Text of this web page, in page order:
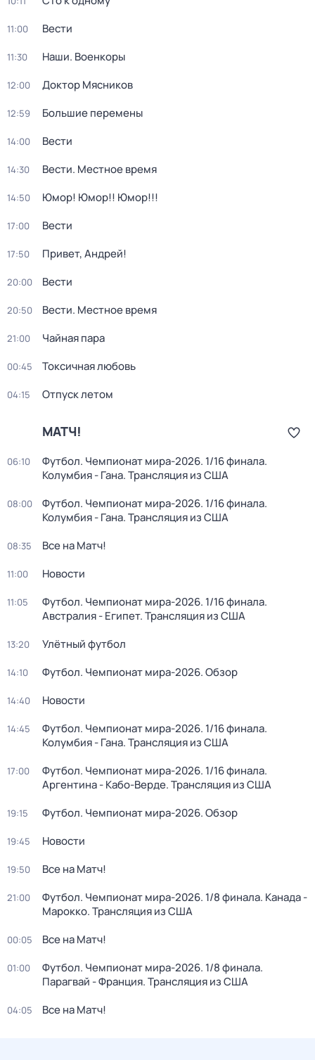
11:00 Вести
11:30 Наши. Военкоры
12:00 Доктор Мясников
12:59 Большие перемены
14:00 Вести
14:30 Вести. Местное время
14:50 Юмор! Юмор!! Юмор!!!
17:00 Вести
17:50 Привет, Андрей!
20:00 Вести
20:50 Вести. Местное время
21:00 Чайная пара
00:45 Токсичная любовь
04:15 Отпуск летом
МАТЧ!
06:10
Футбол. Чемпионат мира-2026. 1/16 финала.
Колумбия - Гана. Трансляция из США
08:00
Футбол. Чемпионат мира-2026. 1/16 финала.
Колумбия - Гана. Трансляция из США
08:35 Все на Матч!
11:00 Новости
11:05
Футбол. Чемпионат мира-2026. 1/16 финала.
Австралия - Египет. Трансляция из США
13:20 Улётный футбол
14:10 Футбол. Чемпионат мира-2026. Обзор
14:40 Новости
14:45
Футбол. Чемпионат мира-2026. 1/16 финала.
Колумбия - Гана. Трансляция из США
17:00
Футбол. Чемпионат мира-2026. 1/16 финала.
Аргентина - Кабо-Верде. Трансляция из США
19:15 Футбол. Чемпионат мира-2026. Обзор
19:45 Новости
19:50 Все на Матч!
21:00
Футбол. Чемпионат мира-2026. 1/8 финала. Канада -
Марокко. Трансляция из США
00:05 Все на Матч!
01:00
Футбол. Чемпионат мира-2026. 1/8 финала.
Парагвай - Франция. Трансляция из США
04:05 Все на Матч!